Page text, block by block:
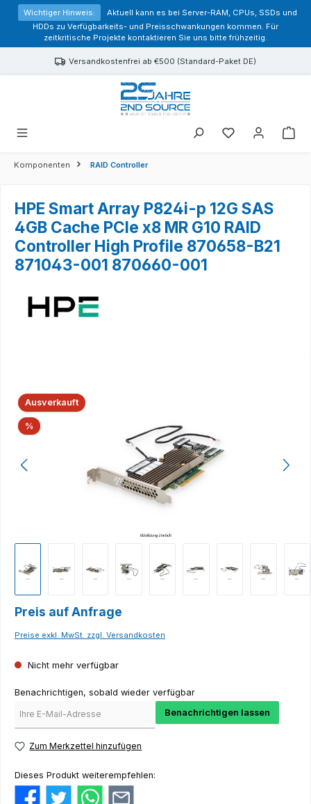
springen
Wichtiger Hinweis:
Aktuell kann es bei Server-RAM, CPUs, SSDs und
HDDs zu Verfügbarkeits- und Preisschwankungen kommen. Für
zeitkritische Projekte kontaktieren Sie uns bitte frühzeitig.
Versandkostenfrei ab €500 (Standard-Paket DE)
Sie haben 0
Komponenten RAID Controller
HPE Smart Array P824i-p 12G SAS
4GB Cache PCIe x8 MR G10 RAID
Controller High Profile 870658-B21
871043-001 870660-001
Bildergalerie überspringen
Ausverkauft
% Rabatt
Preis auf Anfrage
Preise exkl. MwSt. zzgl. Versandkosten
Nicht mehr verfügbar
Benachrichtigen, sobald wieder verfügbar
Benachrichtigen lassen
Zum Merkzettel hinzufügen
Dieses Produkt weiterempfehlen: